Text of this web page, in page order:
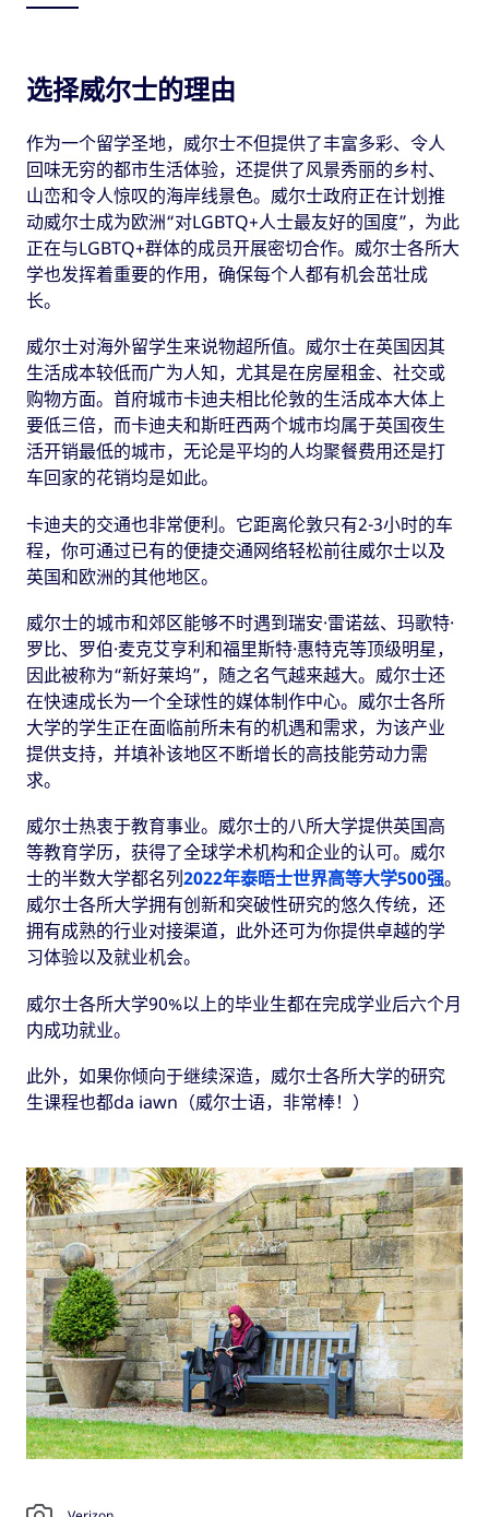
选择威尔士的理由
作为一个留学圣地，威尔士不但提供了丰富多彩、令人
回味无穷的都市生活体验，还提供了风景秀丽的乡村、
山峦和令人惊叹的海岸线景色。威尔士政府正在计划推
动威尔士成为欧洲“对LGBTQ+人士最友好的国度”，为此
正在与LGBTQ+群体的成员开展密切合作。威尔士各所大
学也发挥着重要的作用，确保每个人都有机会茁壮成
长。
威尔士对海外留学生来说物超所值。威尔士在英国因其
生活成本较低而广为人知，尤其是在房屋租金、社交或
购物方面。首府城市卡迪夫相比伦敦的生活成本大体上
要低三倍，而卡迪夫和斯旺西两个城市均属于英国夜生
活开销最低的城市，无论是平均的人均聚餐费用还是打
车回家的花销均是如此。
卡迪夫的交通也非常便利。它距离伦敦只有2-3小时的车
程，你可通过已有的便捷交通网络轻松前往威尔士以及
英国和欧洲的其他地区。
威尔士的城市和郊区能够不时遇到瑞安·雷诺兹、玛歌特·
罗比、罗伯·麦克艾亨利和福里斯特·惠特克等顶级明星，
因此被称为“新好莱坞”，随之名气越来越大。威尔士还
在快速成长为一个全球性的媒体制作中心。威尔士各所
大学的学生正在面临前所未有的机遇和需求，为该产业
提供支持，并填补该地区不断增长的高技能劳动力需
求。
威尔士热衷于教育事业。威尔士的八所大学提供英国高
等教育学历，获得了全球学术机构和企业的认可。威尔
士的半数大学都名列2022年泰晤士世界高等大学500强。
威尔士各所大学拥有创新和突破性研究的悠久传统，还
拥有成熟的行业对接渠道，此外还可为你提供卓越的学
习体验以及就业机会。
威尔士各所大学90%以上的毕业生都在完成学业后六个月
内成功就业。
此外，如果你倾向于继续深造，威尔士各所大学的研究
生课程也都da iawn（威尔士语，非常棒！）